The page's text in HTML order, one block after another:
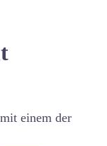
einem der